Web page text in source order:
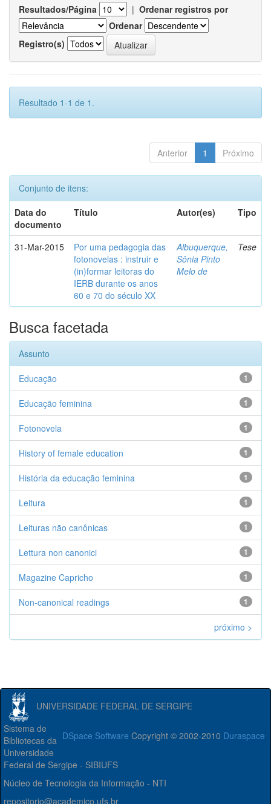
Resultados/Página | Ordenar registros por
Ordenar
Registro(s)
Resultado 1-1 de 1.
Anterior 1 Próximo
Conjunto de itens:
Data do
documento
Título Autor(es) Tipo
31-Mar-2015
Por uma pedagogia das
fotonovelas : instruir e
(in)formar leitoras do
IERB durante os anos
60 e 70 do século XX
Albuquerque,
Sônia Pinto
Melo de
Tese
Busca facetada
Assunto
1
Educação
1
Educação feminina
1
Fotonovela
1
History of female education
1
História da educação feminina
1
Leitura
1
Leituras não canônicas
1
Lettura non canonici
1
Magazine Capricho
1
Non-canonical readings
próximo >
UNIVERSIDADE FEDERAL DE SERGIPE
DSpace Software Copyright © 2002-2010 Duraspace
Sistema de
Bibliotecas da
Universidade
Federal de Sergipe - SIBIUFS
Núcleo de Tecnologia da Informação - NTI
repositorio@academico.ufs.br